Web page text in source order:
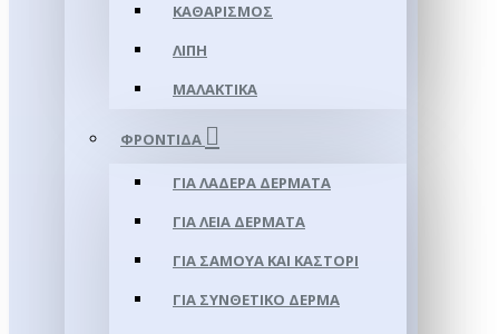
ΚΑΘΑΡΙΣΜΌΣ
ΛΊΠΗ
ΜΑΛΑΚΤΙΚΆ
ΦΡΟΝΤΊΔΑ
ΓΙΑ ΛΑΔΕΡΆ ΔΈΡΜΑΤΑ
ΓΙΑ ΛΕΊΑ ΔΈΡΜΑΤΑ
ΓΙΑ ΣΑΜΟΥΑ ΚΑΙ ΚΑΣΤΌΡΙ
ΓΙΑ ΣΥΝΘΕΤΙΚΌ ΔΈΡΜΑ